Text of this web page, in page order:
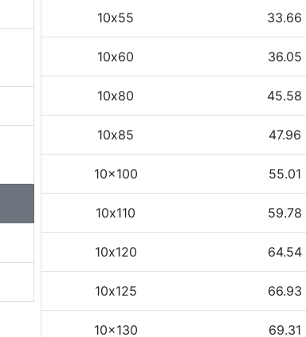
10х55 33.66
10х60 36.05
10х80 45.58
10х85 47.96
10x100 55.01
10х110 59.78
10х120 64.54
10х125 66.93
10x130 69.31